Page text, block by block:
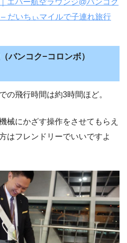
だいちぃマイルで子連れ旅行
バンコク−コロンボ）
の飛行時間は約3時間ほど。
械にかざす操作をさせてもらえ
はフレンドリーでいいですよ